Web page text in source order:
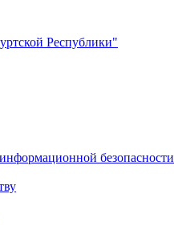
Республики"
безопасности